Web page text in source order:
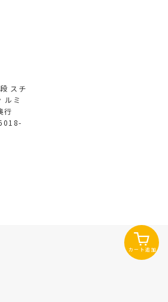
スチ
ルミ
行
カート追加